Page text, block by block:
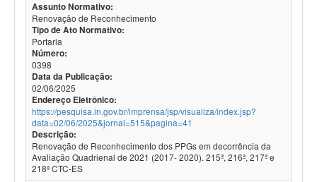
Assunto Normativo:
Renovação de Reconhecimento
Tipo de Ato Normativo:
Portaria
Número:
0398
Data da Publicação:
02/06/2025
Endereço Eletrônico:
https://pesquisa.in.gov.br/imprensa/jsp/visualiza/index.jsp?
data=02/06/2025&jornal=515&pagina=41
Descrição:
Renovação de Reconhecimento dos PPGs em decorrência da
Avaliação Quadrienal de 2021 (2017- 2020). 215ª, 216ª, 217ª e
218ª CTC-ES